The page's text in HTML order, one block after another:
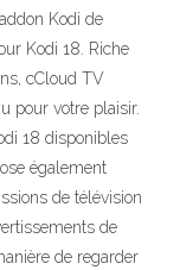
Kodi de
Kodi 18. Riche
cCloud TV
pour votre plaisir.
18 disponibles
également
de télévision
de
de regarder